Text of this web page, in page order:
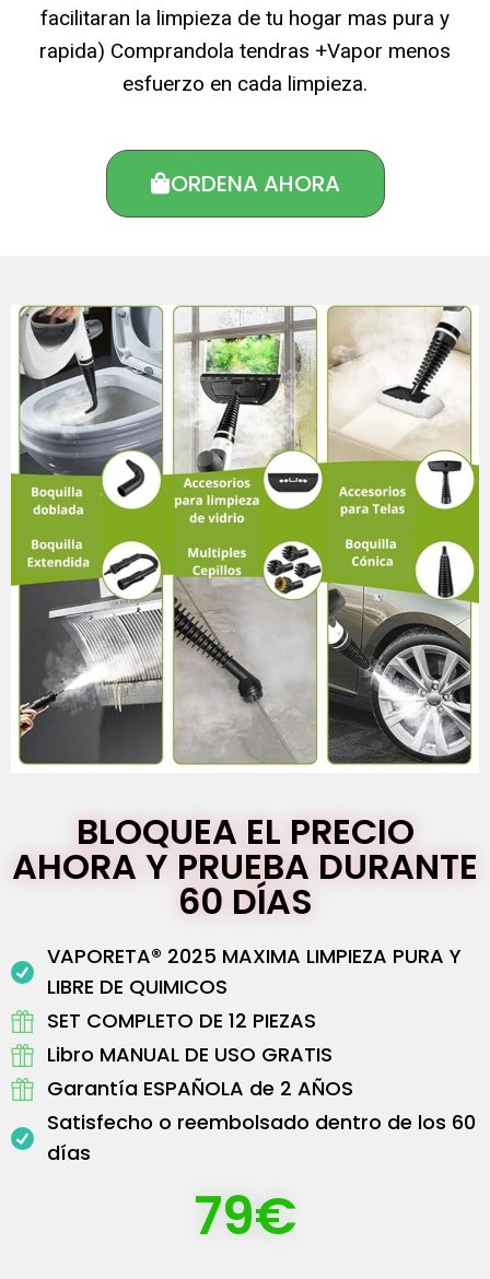
facilitaran la limpieza de tu hogar mas pura y
rapida) Comprandola tendras +Vapor menos
esfuerzo en cada limpieza.
ORDENA AHORA
BLOQUEA EL PRECIO
AHORA Y PRUEBA DURANTE
60 DÍAS
VAPORETA® 2025 MAXIMA LIMPIEZA PURA Y
LIBRE DE QUIMICOS
SET COMPLETO DE 12 PIEZAS
Libro MANUAL DE USO GRATIS
Garantía ESPAÑOLA de 2 AÑOS
Satisfecho o reembolsado dentro de los 60
días
79€